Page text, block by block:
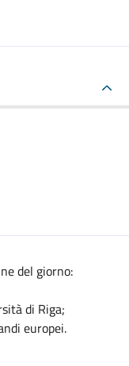
del giorno:
di Riga;
europei.